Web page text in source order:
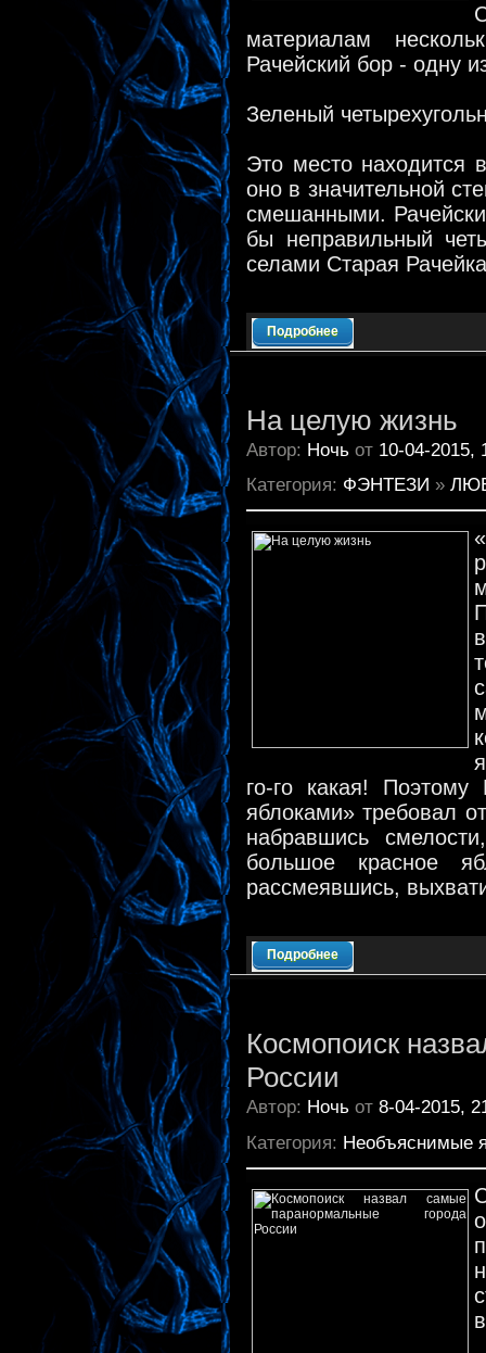
материалам
Рачейский бор - одну
Зеленый
Это место находится
оно в значительной
смешанными.
бы неправильный
селами Старая
Подробнее
На целую жизнь
Автор: Ночь от 10-04-2015,
Категория: ФЭНТЕЗИ »
го-го какая!
яблоками» требовал
набравшись
большое красное
рассмеявшись,
Подробнее
Космопоиск
России
Автор: Ночь от 8-04-2015,
Категория: Необъяснимые